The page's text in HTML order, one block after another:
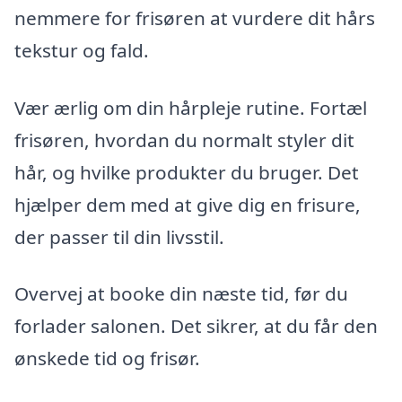
nemmere for frisøren at vurdere dit hårs
tekstur og fald.
Vær ærlig om din hårpleje rutine. Fortæl
frisøren, hvordan du normalt styler dit
hår, og hvilke produkter du bruger. Det
hjælper dem med at give dig en frisure,
der passer til din livsstil.
Overvej at booke din næste tid, før du
forlader salonen. Det sikrer, at du får den
ønskede tid og frisør.